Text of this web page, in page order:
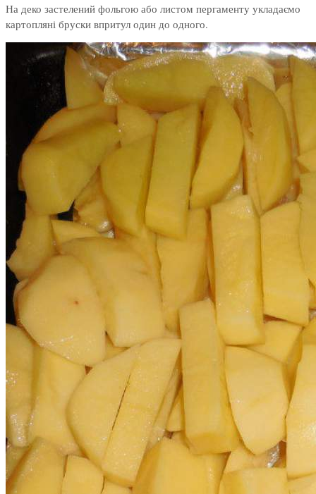
На деко застелений фольгою або листом пергаменту укладаємо
картопляні бруски впритул один до одного.